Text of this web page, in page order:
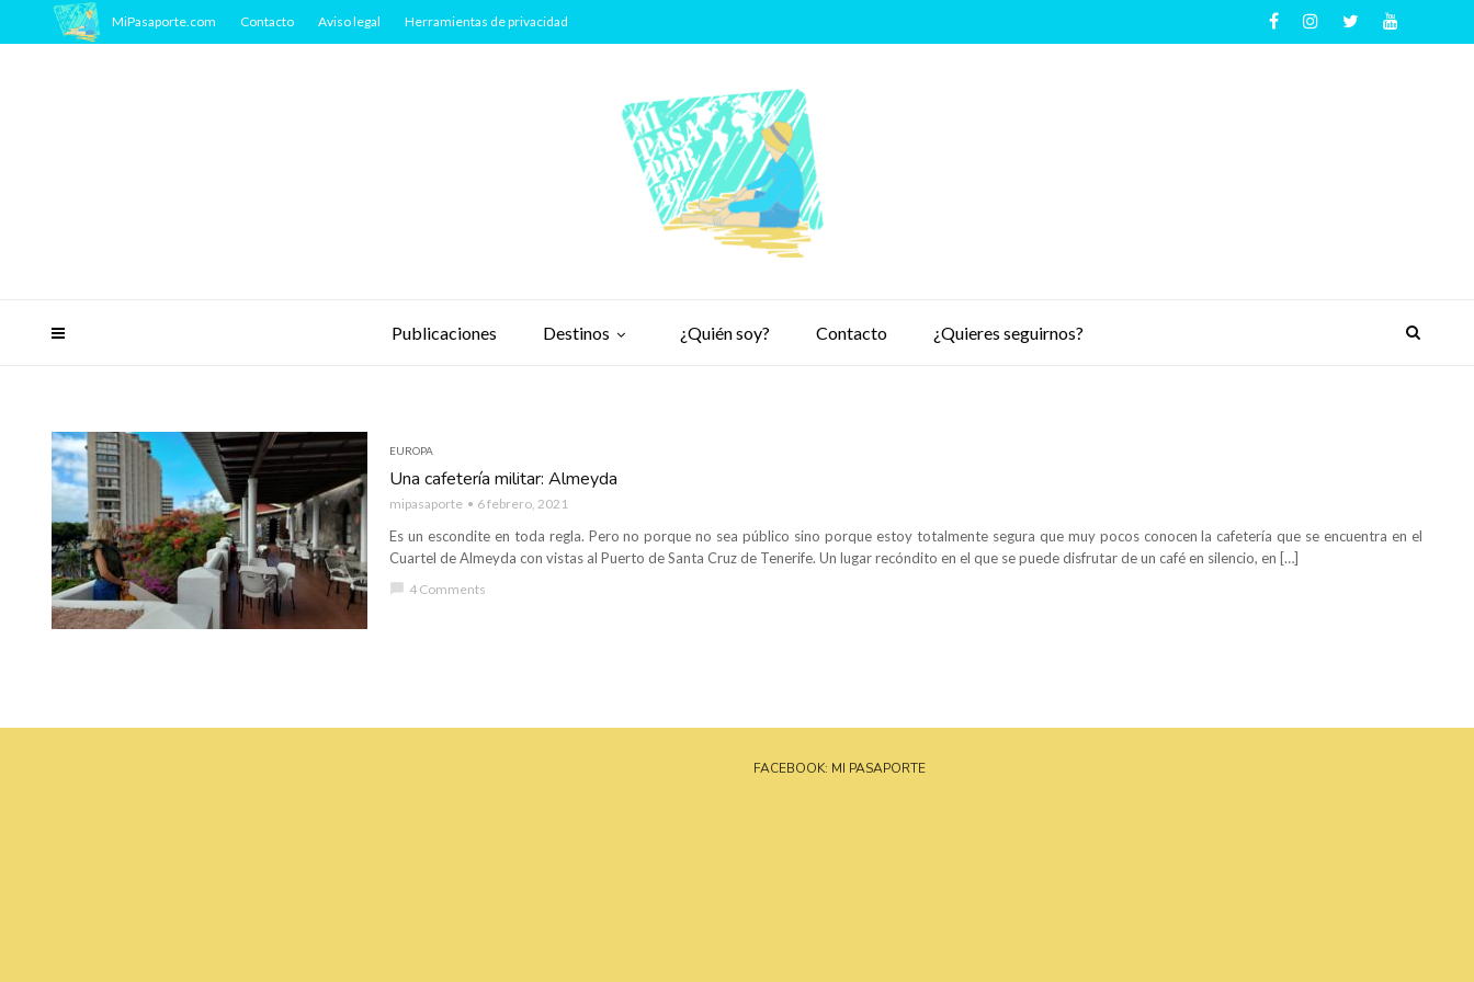
Publicaciones Destinos ¿Quién soy? Contacto ¿Quieres seguirnos?
MiPasaporte.com Contacto Aviso legal Herramientas de privacidad
EUROPA
Una cafetería militar: Almeyda
mipasaporte 6 febrero, 2021
Es un escondite en toda regla. Pero no porque no sea público sino porque estoy totalmente segura que muy pocos conocen la cafetería que se encuentra en el
Cuartel de Almeyda con vistas al Puerto de Santa Cruz de Tenerife. Un lugar recóndito en el que se puede disfrutar de un café en silencio, en […]
chat_bubble 4 Comments
FACEBOOK: MI PASAPORTE